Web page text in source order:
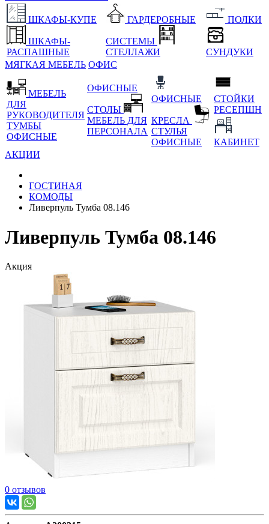
ШКАФЫ-КУПЕ
ШКАФЫ-
РАСПАШНЫЕ
ГАРДЕРОБНЫЕ
СИСТЕМЫ
СТЕЛЛАЖИ
ПОЛКИ
СУНДУКИ
МЯГКАЯ МЕБЕЛЬ ОФИС
МЕБЕЛЬ
ДЛЯ
РУКОВОДИТЕЛЯ
ТУМБЫ
ОФИСНЫЕ
ОФИСНЫЕ
СТОЛЫ
МЕБЕЛЬ ДЛЯ
ПЕРСОНАЛА
ОФИСНЫЕ
КРЕСЛА
СТУЛЬЯ
ОФИСНЫЕ
СТОЙКИ
РЕСЕПШН
КАБИНЕТ
АКЦИИ
ГОСТИНАЯ
КОМОДЫ
Ливерпуль Тумба 08.146
Ливерпуль Тумба 08.146
Акция
0 отзывов